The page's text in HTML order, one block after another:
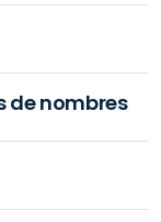
de nombres